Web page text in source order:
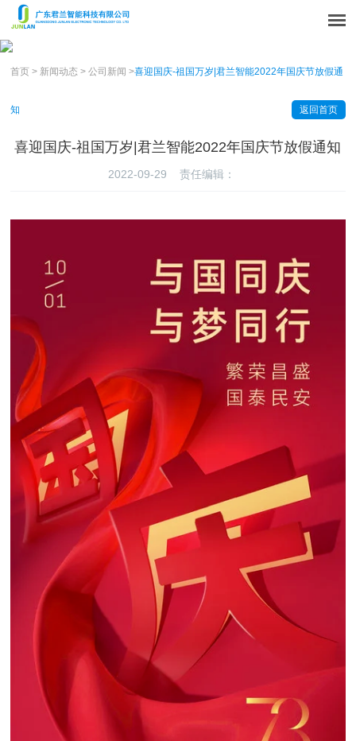
首页 > 新闻动态 >公司新闻 >喜迎国庆-祖国万岁|君兰智能2022年国庆节放假通
知 返回首页
喜迎国庆-祖国万岁|君兰智能2022年国庆节放假通知
2022-09-29 责任编辑：